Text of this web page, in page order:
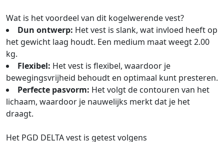
Wat is het voordeel van dit kogelwerende vest?
Dun ontwerp: Het vest is slank, wat invloed heeft op
het gewicht laag houdt. Een medium maat weegt 2.00
kg.
Flexibel: Het vest is flexibel, waardoor je
bewegingsvrijheid behoudt en optimaal kunt presteren.
Perfecte pasvorm: Het volgt de contouren van het
lichaam, waardoor je nauwelijks merkt dat je het
draagt.
Het PGD DELTA vest is getest volgens